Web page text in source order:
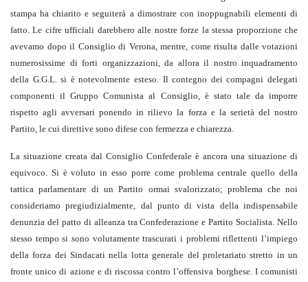
stampa ha chiarito e seguiterà a dimostrare con inoppugnabili elementi di
fatto. Le cifre ufficiali darebbero alle nostre forze la stessa proporzione che
avevamo dopo il Consiglio di Verona, mentre, come risulta dalle votazioni
numerosissime di forti organizzazioni, da allora il nostro inquadramento
della G.G.L. si è notevolmente esteso. Il contegno dei compagni delegati
componenti il Gruppo Comunista al Consiglio, è stato tale da imporre
rispetto agli avversari ponendo in rilievo la forza e la serietà del nostro
Partito, le cui direttive sono difese con fermezza e chiarezza.
La situazione creata dal Consiglio Confederale è ancora una situazione di
equivoco. Si è voluto in esso porre come problema centrale quello della
tattica parlamentare di un Partito ormai svalorizzato; problema che noi
consideriamo pregiudizialmente, dal punto di vista della indispensabile
denunzia del patto di alleanza tra Confederazione e Partito Socialista. Nello
stesso tempo si sono volutamente trascurati i problemi riflettenti l’impiego
della forza dei Sindacati nella lotta generale del proletariato stretto in un
fronte unico di azione e di riscossa contro l’offensiva borghese. I comunisti